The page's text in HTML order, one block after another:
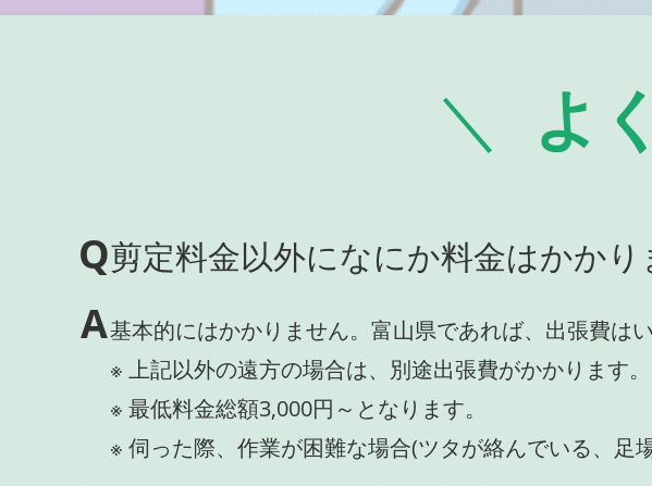
よ
Q剪定料金以外になにか料金はかかり
A基本的にはかかりません。富山県であれば、出張費は
※ 上記以外の遠方の場合は、別途出張費がかかります。
※ 最低料金総額3,000円～となります。
※ 伺った際、作業が困難な場合(ツタが絡んでいる、足